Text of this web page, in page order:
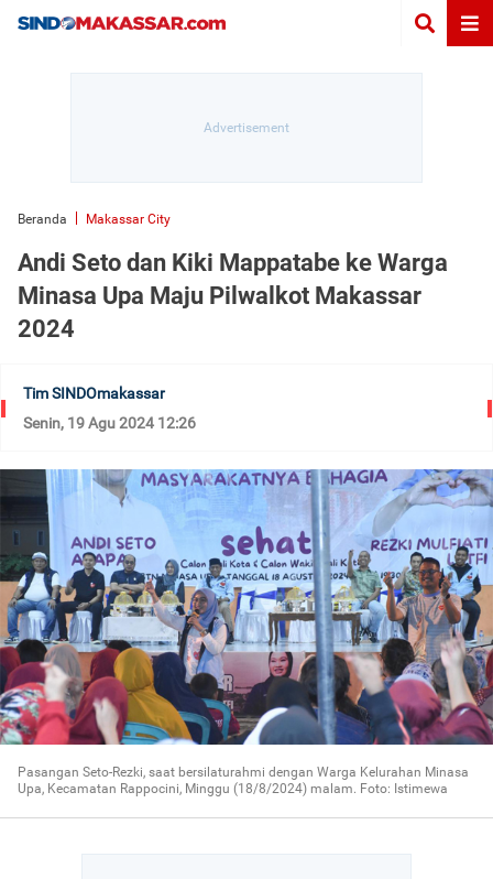
Beranda Makassar City
Andi Seto dan Kiki Mappatabe ke Warga
Minasa Upa Maju Pilwalkot Makassar
2024
Tim SINDOmakassar
Senin, 19 Agu 2024 12:26
Pasangan Seto-Rezki, saat bersilaturahmi dengan Warga Kelurahan Minasa
Upa, Kecamatan Rappocini, Minggu (18/8/2024) malam. Foto: Istimewa